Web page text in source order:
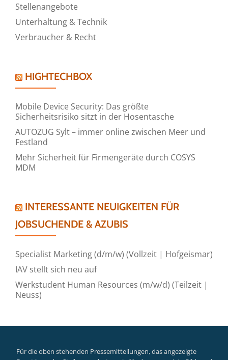
Stellenangebote
Unterhaltung & Technik
Verbraucher & Recht
HIGHTECHBOX
Mobile Device Security: Das größte
Sicherheitsrisiko sitzt in der Hosentasche
AUTOZUG Sylt – immer online zwischen Meer und
Festland
Mehr Sicherheit für Firmengeräte durch COSYS
MDM
INTERESSANTE NEUIGKEITEN FÜR
JOBSUCHENDE & AZUBIS
Specialist Marketing (d/m/w) (Vollzeit | Hofgeismar)
IAV stellt sich neu auf
Werkstudent Human Resources (m/w/d) (Teilzeit |
Neuss)
Für die oben stehenden Pressemitteilungen, das angezeigte